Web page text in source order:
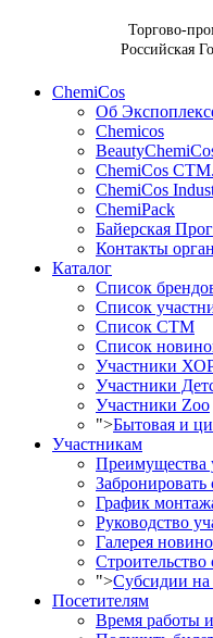
Торгово-
Российская
ChemiCos
Об
Chemicos
ChemiCos СТМ.
ChemiCos
ChemiPack
Байерская
Контакты
Каталог
Список
Список
Список СТМ
Список
Участники
Участники
Участники Zoo
">Бытовая и
Участникам
Преимущества
Забронировать
График
Руководство
Галерея
Строительство
">Субсидии на
Посетителям
Время работы